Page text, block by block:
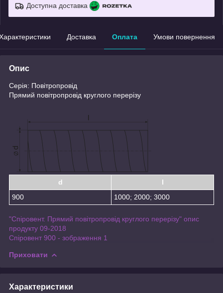
Доступна доставка
Доставка Оплата Умови повернення
Опис
Серія: Повітропровід
Прямий повітропровід круглого перерізу
d
l
900
1000; 2000; 3000
"Спіровент. Прямий повітропровід круглого перерізу" опис
продукту 09-2018
Спіровент 900 - зображення 1
Приховати
Характеристики